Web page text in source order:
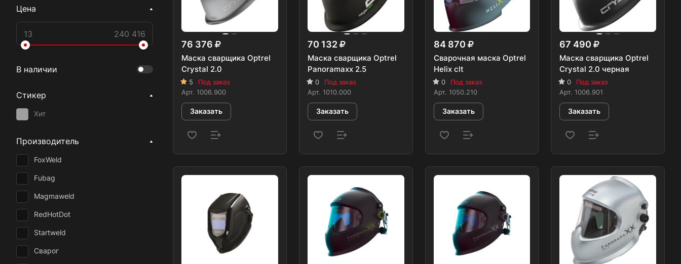
76 376
Маска сварщика Optrel
Crystal 2.0
5
Под заказ
Арт. 1006.900
Заказать
70 132
Маска сварщика Optrel
Panoramaxx 2.5
0
Под заказ
Арт. 1010.000
Заказать
84 870
Сварочная маска Optrel
Helix clt
0
Под заказ
Арт. 1050.210
Заказать
67 490
Маска сварщика Optrel
Crystal 2.0 черная
0
Под заказ
Арт. 1006.901
Заказать
Цена
В наличии
Стикер
Хит
Производитель
FoxWeld
Fubag
Magmaweld
RedHotDot
Startweld
Сварог